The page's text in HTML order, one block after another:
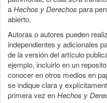
aHechos y Derechos para
abierto.
Autoras o autores pueden
independientes y adicionales
de la versión del artículo
ejemplo, incluirlo en un
conocer en otros medios en
se indique clara y
primera vez enHechos y